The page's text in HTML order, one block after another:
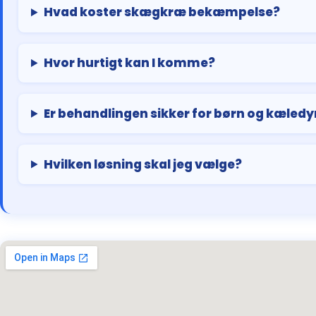
Hvad koster skægkræ bekæmpelse?
Hvor hurtigt kan I komme?
Er behandlingen sikker for børn og
Hvilken løsning skal jeg vælge?